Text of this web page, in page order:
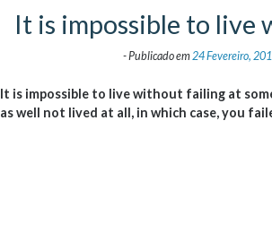
It is impossible to live
-Publicado em24 Fevereiro,
It is impossible to live without failing at
as well not lived at all, in which case, you